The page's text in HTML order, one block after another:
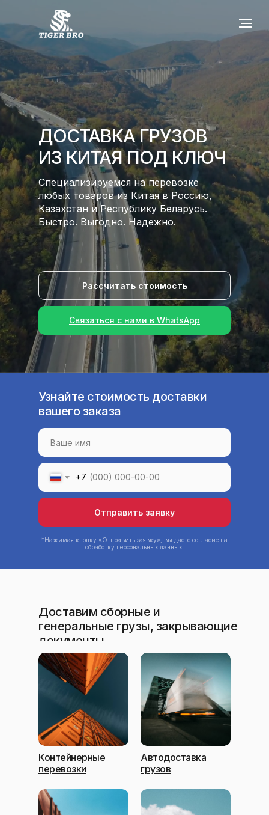
Быстро. Выгодно. Надежно.
Связаться с нами в WhatsApp
Специализируемся на перевозке
любых товаров из Китая в Россию,
Казахстан и Республику Беларусь.
ДОСТАВКА ГРУЗОВ
ИЗ КИТАЯ ПОД КЛЮЧ
Рассчитать стоимость
+7
Отправить заявку
*Нажимая кнопку «Отправить заявку», вы даете согласие на
обработку персональных данных
Узнайте стоимость доставки
вашего заказа
Доставим сборные и
генеральные грузы, закрывающие
документы.
Автодоставка
грузов
Контейнерные
перевозки